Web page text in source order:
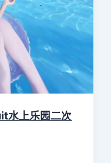
水上乐园二次